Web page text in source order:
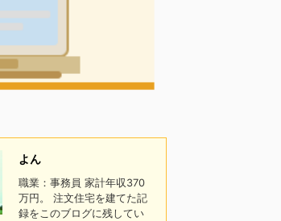
よん
職業：事務員 家計年収370
万円。 注文住宅を建てた記
録をこのブログに残してい